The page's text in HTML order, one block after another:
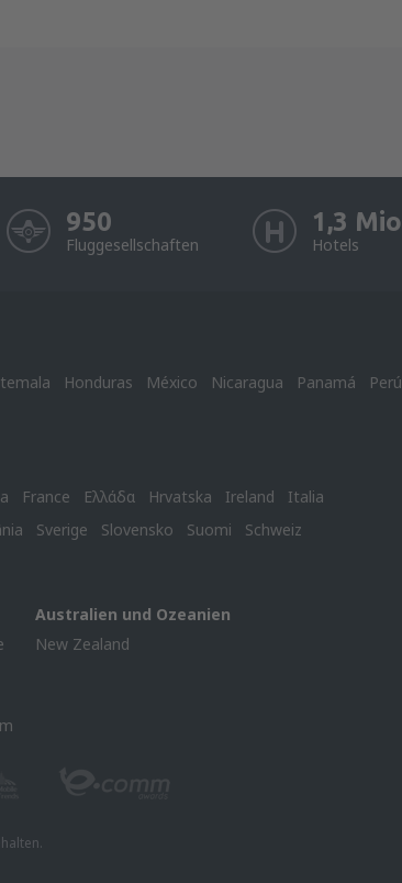
950
Fluggesellschaften
1,3 Mio
Hotels
Honduras México Nicaragua Panamá
Perú
France Ελλάδα Hrvatska Ireland
Italia
Sverige Slovensko Suomi
Schweiz
Australien und Ozeanien
New Zealand